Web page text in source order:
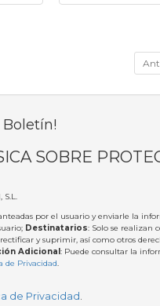
Boletín!
SOBRE
S.L.
por el usuario y enviarle la
Destinatarios: Solo se realizan
rectificar y suprimir, así como otros
Adicional : Puede consultar la
de Privacidad.
de Privacidad .